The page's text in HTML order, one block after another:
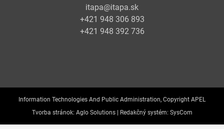
itapa@itapa.sk
+421 948 306 893
+421 948 392 736
Information Technologies And Public Administration, Copyright APEL
Tvorba stránok: Aglo Solutions | Redakčný systém: SysCom